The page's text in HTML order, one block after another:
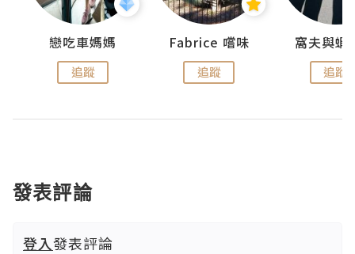
戀吃車媽媽
追蹤
Fabrice 嚐味
追蹤
窩夫與蝦
追蹤
發表評論
登入發表評論